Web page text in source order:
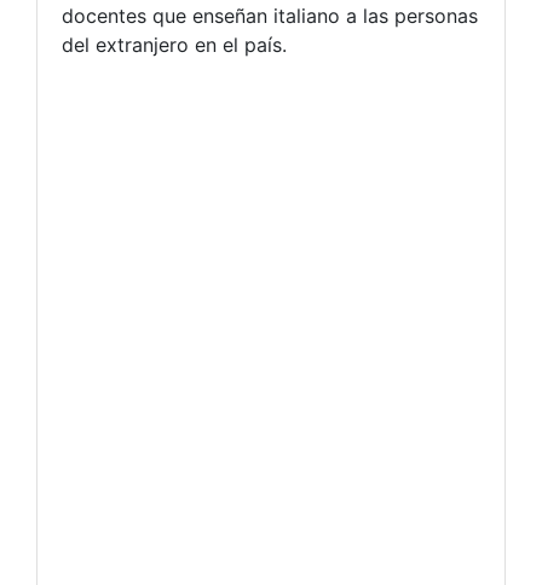
docentes que enseñan italiano a las personas
del extranjero en el país.